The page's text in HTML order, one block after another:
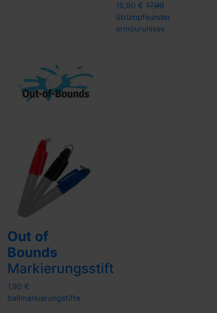
15,90 € 17,90
Strümpfeunder
armourunisex
Out of
Bounds
Markierungsstift
1,90 €
ballmarkierungstifte